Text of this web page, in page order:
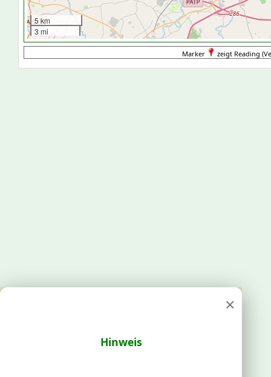
5 km
3 mi
Marker zeigt Reading
×
Hinweis